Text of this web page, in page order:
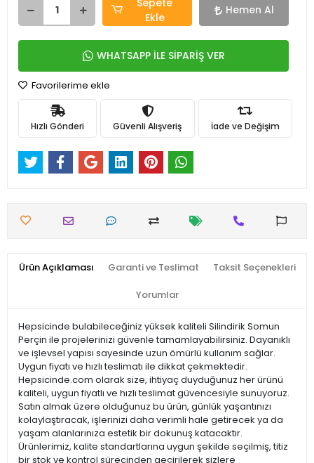
Ekle
Hemen Al
WHATSAPP İLE SİPARİŞ VER
Favorilerime ekle
Hızlı Gönderi Güvenli Alışveriş İade ve Değişim
Ürün Açıklaması Garanti ve Teslimat Taksit Seçenekleri
Yorumlar
Hepsicinde bulabileceğiniz yüksek kaliteli Silindirik Somun
Perçin ile projelerinizi güvenle tamamlayabilirsiniz. Dayanıklı
ve işlevsel yapısı sayesinde uzun ömürlü kullanım sağlar.
Uygun fiyatı ve hızlı teslimatı ile dikkat çekmektedir.
Hepsicinde.com olarak size, ihtiyaç duyduğunuz her ürünü
kaliteli, uygun fiyatlı ve hızlı teslimat güvencesiyle sunuyoruz.
Satın almak üzere olduğunuz bu ürün, günlük yaşantınızı
kolaylaştıracak, işlerinizi daha verimli hale getirecek ya da
yaşam alanlarınıza estetik bir dokunuş katacaktır.
Ürünlerimiz, kalite standartlarına uygun şekilde seçilmiş, titiz
bir stok ve kontrol sürecinden geçirilerek sizlere